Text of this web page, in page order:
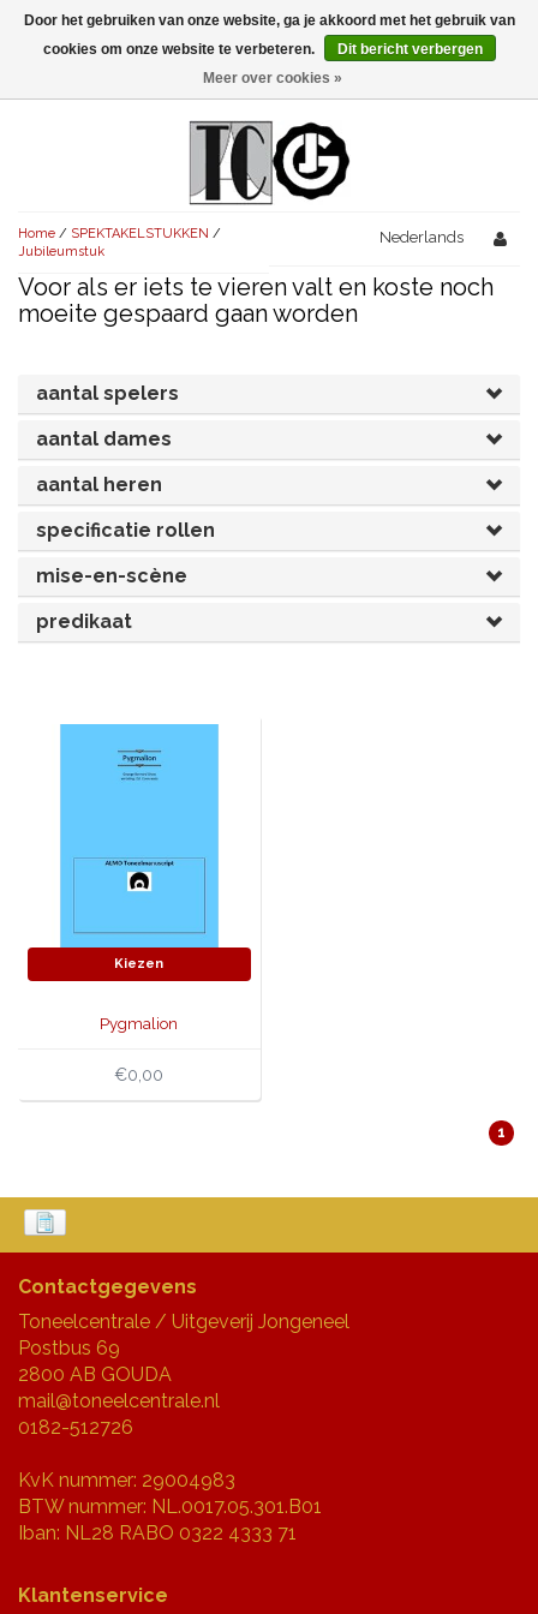
Menu
AVONDVULLEND (+75')
KORT (-30')
OVERIG (30'-75')
AVONDVULLEND (+75')
KORT (-30')
UITGELICHT!
THRILLERS
AVONDVULLEND (+75')
OVERIG (30'-75')
SENIORENTONEEL
KORT (-30')
UITGELICHT!
JUBILEUMSTUK
KOSTUUMSTUK
MUSICAL
VOLKSTONEEL
OVERIG
SINTERKLAASTONEEL
JONGERENTONEEL
JEUGDTONEEL
HANDBOEKEN
Home / SPEKTAKELSTUKKEN /
Jubileumstuk
Nederlands
Voor als er iets te vieren valt en koste noch
moeite gespaard gaan worden
aantal spelers
aantal dames
aantal heren
specificatie rollen
mise-en-scène
predikaat
Kiezen
Pygmalion
€0,00
1
Contactgegevens
Toneelcentrale / Uitgeverij Jongeneel
Postbus 69
2800 AB GOUDA
mail@toneelcentrale.nl
0182-512726
KvK nummer: 29004983
BTW nummer: NL.0017.05.301.B01
Iban: NL28 RABO 0322 4333 71
Klantenservice
Door het gebruiken van onze website, ga je akkoord met het gebruik van
cookies om onze website te verbeteren.
Dit bericht verbergen
Meer over cookies »